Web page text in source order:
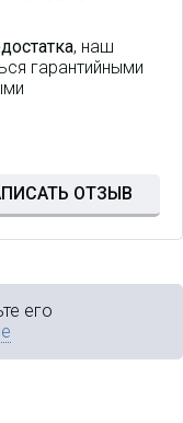
, наш
гарантийными
ОТЗЫВ
его
17